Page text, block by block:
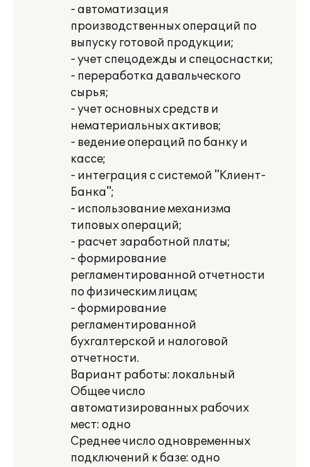
- автоматизация
производственных операций по
выпуску готовой продукции;
- учет спецодежды и спецоснастки;
- переработка давальческого
сырья;
- учет основных средств и
нематериальных активов;
- ведение операций по банку и
кассе;
- интеграция с системой "Клиент-
Банка";
- использование механизма
типовых операций;
- расчет заработной платы;
- формирование
регламентированной отчетности
по физическим лицам;
- формирование
регламентированной
бухгалтерской и налоговой
отчетности.
Вариант работы: локальный
Общее число
автоматизированных рабочих
мест: одно
Среднее число одновременных
подключений к базе: одно